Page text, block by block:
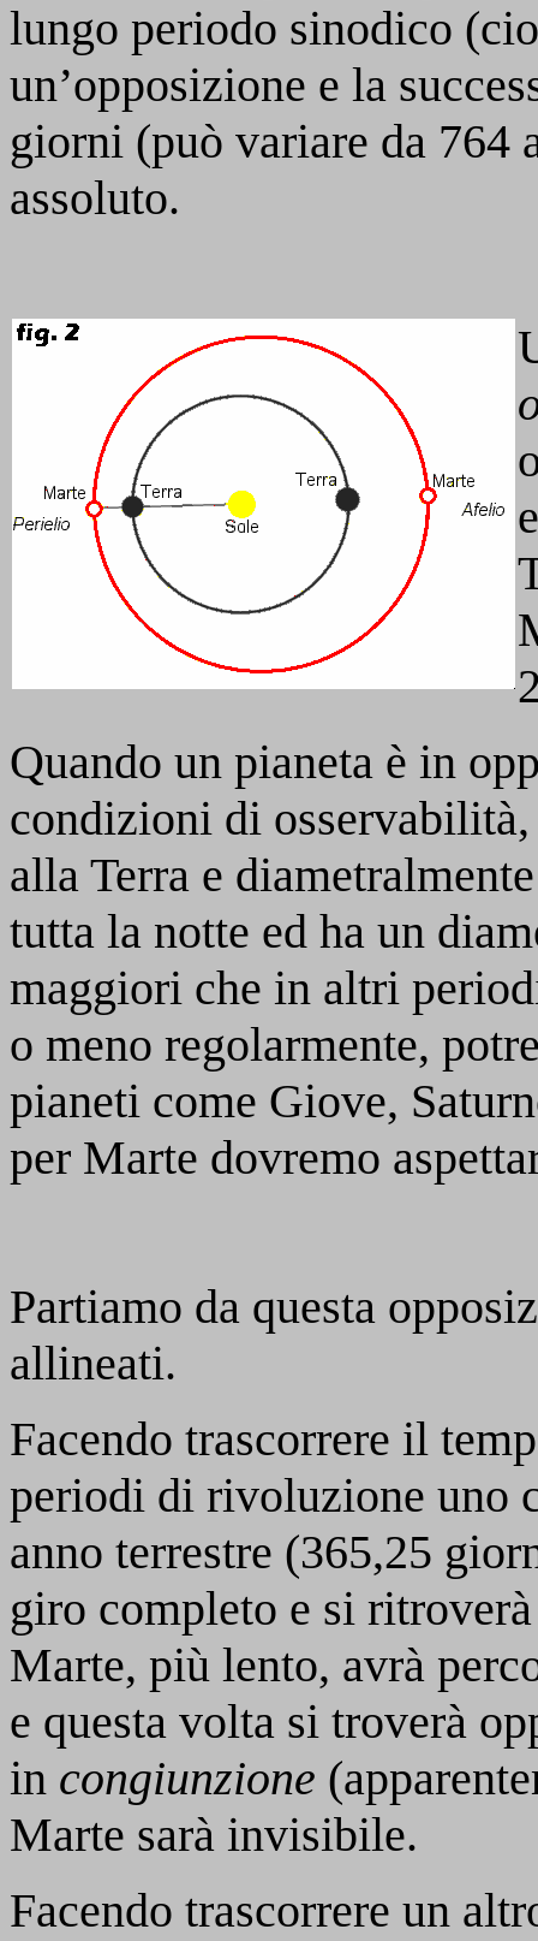
lungo periodo sinodico
un’opposizione e la
giorni (può variare da
assoluto.
Quando un pianeta è in
condizioni di
alla Terra e
tutta la notte ed ha un
maggiori che in altri
o meno regolarmente,
pianeti come Giove,
per Marte dovremo
Partiamo da questa
allineati.
Facendo trascorrere il
periodi di rivoluzione uno
anno terrestre (365,25
giro completo e si
Marte, più lento, avrà
e questa volta si troverà
in congiunzione
Marte sarà invisibile.
Facendo trascorrere un